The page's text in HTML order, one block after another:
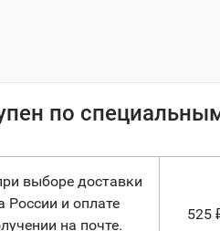
по
выборе доставки
России и оплате
на почте.
525